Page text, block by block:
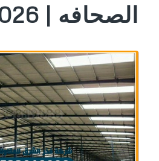
الصحافه | 2026